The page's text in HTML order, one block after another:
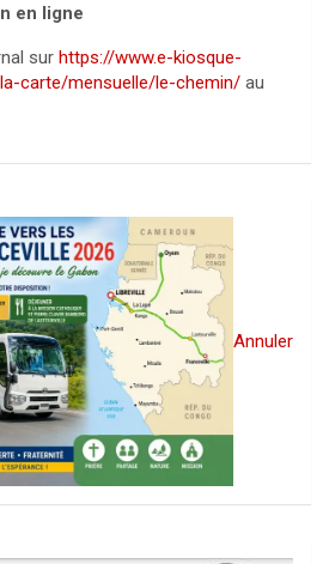
en ligne
sur https://www.e-kiosque-
carte/mensuelle/le-chemin/ au
Annuler